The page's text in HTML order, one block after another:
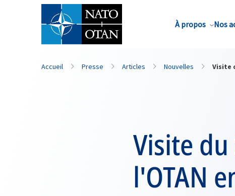
À propos Nos
Nom de famille*
Accueil Presse Articles Nouvelles Visite
Visite
l'OTAN